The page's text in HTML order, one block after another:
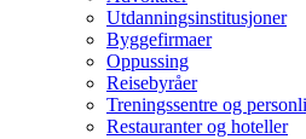
Utdanningsinstitusjoner
Byggefirmaer
Oppussing
Reisebyråer
Treningssentre og
Restauranter og hoteller